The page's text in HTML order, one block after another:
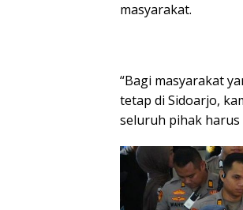
masyarakat.
“Bagi masyarakat
tetap di Sidoarjo,
seluruh pihak harus